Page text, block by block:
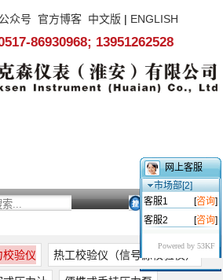
众号 官方博客 中文版 | ENGLISH
86930968; 13951262528
校验仪 热工校验仪（信号源校验仪）
网上客服
市场部[2]
客服1
[咨询]
客服2
[咨询]
Powered by 53KF